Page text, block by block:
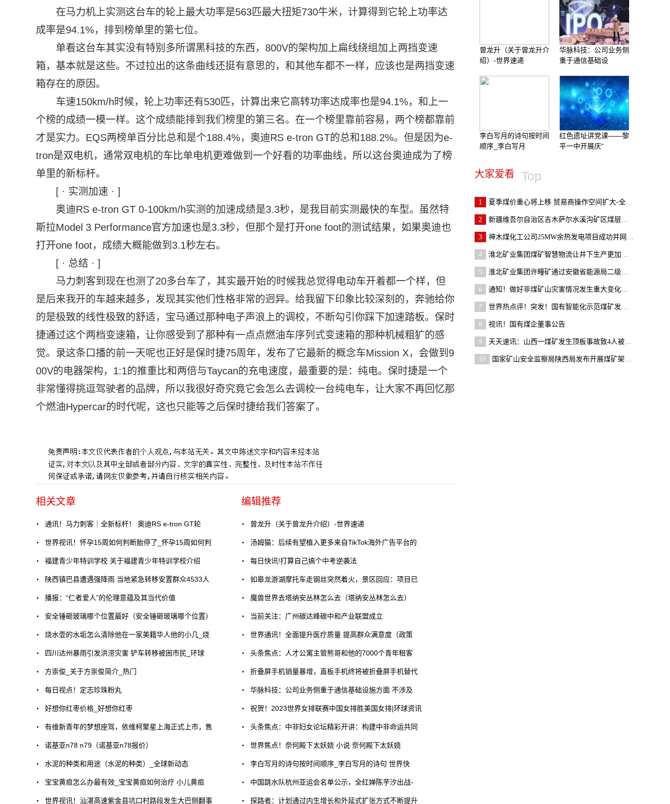
在马力机上实测这台车的轮上最大功率是563匹最大扭矩730牛米，计算得到它轮上功率达
成率是94.1%，排到榜单里的第七位。
单看这台车其实没有特别多所谓黑科技的东西，800V的架构加上扁线绕组加上两挡变速
箱，基本就是这些。不过拉出的这条曲线还挺有意思的，和其他车都不一样，应该也是两挡变速
箱存在的原因。
车速150km/h时候，轮上功率还有530匹，计算出来它高转功率达成率也是94.1%，和上一
个榜的成绩一模一样。这个成绩能排到我们榜里的第三名。在一个榜里靠前容易，两个榜都靠前
才是实力。EQS两榜单百分比总和是个188.4%，奥迪RS e-tron GT的总和188.2%。但是因为e-
tron是双电机，通常双电机的车比单电机更难做到一个好看的功率曲线，所以这台奥迪成为了榜
单里的新标杆。
[ · 实测加速 · ]
奥迪RS e-tron GT 0-100km/h实测的加速成绩是3.3秒，是我目前实测最快的车型。虽然特
斯拉Model 3 Performance官方加速也是3.3秒，但那个是打开one foot的测试结果，如果奥迪也
打开one foot，成绩大概能做到3.1秒左右。
[ · 总结 · ]
马力刺客到现在也测了20多台车了，其实最开始的时候我总觉得电动车开着都一个样，但
是后来我开的车越来越多，发现其实他们性格非常的迥异。给我留下印象比较深刻的，奔驰给你
的是极致的线性极致的舒适，宝马通过那种电子声浪上的调校，不断勾引你踩下加速踏板。保时
捷通过这个两档变速箱，让你感受到了那种有一点点燃油车序列式变速箱的那种机械粗犷的感
觉。录这条口播的前一天呢也正好是保时捷75周年，发布了它最新的概念车Mission X，会做到9
00V的电器架构，1:1的推重比和两倍与Taycan的充电速度，最重要的是：纯电。保时捷是一个
非常懂得挑逗驾驶者的品牌，所以我很好奇究竟它会怎么去调校一台纯电车，让大家不再回忆那
个燃油Hypercar的时代呢，这也只能等之后保时捷给我们答案了。
相关文章
通讯！马力刺客｜全新标杆！ 奥迪RS e-tron GT轮
世界视讯！怀孕15周如何判断胎停了_怀孕15周如何判
福建青少年特训学校 关于福建青少年特训学校介绍
陕西镇巴县遭遇强降雨 当地紧急转移安置群众4533人
播报：“仁者爱人”的伦理意蕴及其当代价值
安全锤砸玻璃哪个位置最好（安全锤砸玻璃哪个位置）
烧水壶的水垢怎么清除他在一家美籍华人他的小几_烧
四川达州暴雨引发洪涝灾害 铲车转移被困市民_环球
方崇俊_关于方崇俊简介_热门
每日视点！定志珍珠粉丸
好想你红枣价格_好想你红枣
有维新青年的梦想座驾，依维柯聚星上海正式上市，售
诺基亚n78 n79（诺基亚n78报价）
水泥的种类和用途（水泥的种类）_全球新动态
宝宝黄疸怎么办最有效_宝宝黄疸如何治疗 小儿黄疸
世界视讯！汕湛高速紫金县坑口村路段发生大巴侧翻事
编辑推荐
曾龙升（关于曾龙升介绍）-世界速递
汤姆猫：后续有望植入更多来自TikTok海外广告平台的
每日快讯!打算自己搞个中考逆袭法
如皋龙游湖摩托车走钢丝突然着火，景区回应：项目已
魔兽世界去塔纳安丛林怎么去（塔纳安丛林怎么去）
当前关注：广州碳达峰碳中和产业联盟成立
世界通讯！全面提升医疗质量 提高群众满意度（政策
头条焦点：人才公寓主管熊哥和他的7000个青年租客
折叠屏手机销量暴增，直板手机终将被折叠屏手机替代
华脉科技：公司业务侧重于通信基础设施方面 不涉及
祝贺！2023世界女排联赛中国女排胜美国女排|环球资讯
头条焦点：中非妇女论坛精彩开讲：构建中非命运共同
世界焦点！奈何殿下太妖娆 小说 奈何殿下太妖娆
李白写月的诗句按时间顺序_李白写月的诗句 世界快
中国跳水队杭州亚运会名单公示，全红婵陈芋汐出战-
探路者：计划通过内生增长和外延式扩张方式不断提升
曾龙升（关于曾龙升介
绍）-世界速递
华脉科技：公司业务侧
重于通信基础设
李白写月的诗句按时间
顺序_李白写月
红色遗址讲党课——黎
平一中开展庆“
大家爱看 Top
1 夏季煤价重心将上移 贸易商操作空间扩大-全球速看料
2 新疆维吾尔自治区吉木萨尔水溪沟矿区煤层气开发项目
3 神木煤化工公司25MW余热发电项目成功并网发电
4 淮北矿业集团煤矿智慧物流让井下生产更加安全高效_
5 淮北矿业集团许疃矿通过安徽省能源局二级安全生产标
6 通知！做好非煤矿山灾害情况发生重大变化及时报告和
7 世界热点评！突发！国有智能化示范煤矿发生运输事故
8 视讯！国有煤企董事公告
9 天天速讯：山西一煤矿发生顶板事故致4人被困 3人已
10 国家矿山安全监察局陕西局发布开展煤矿架空乘人装置